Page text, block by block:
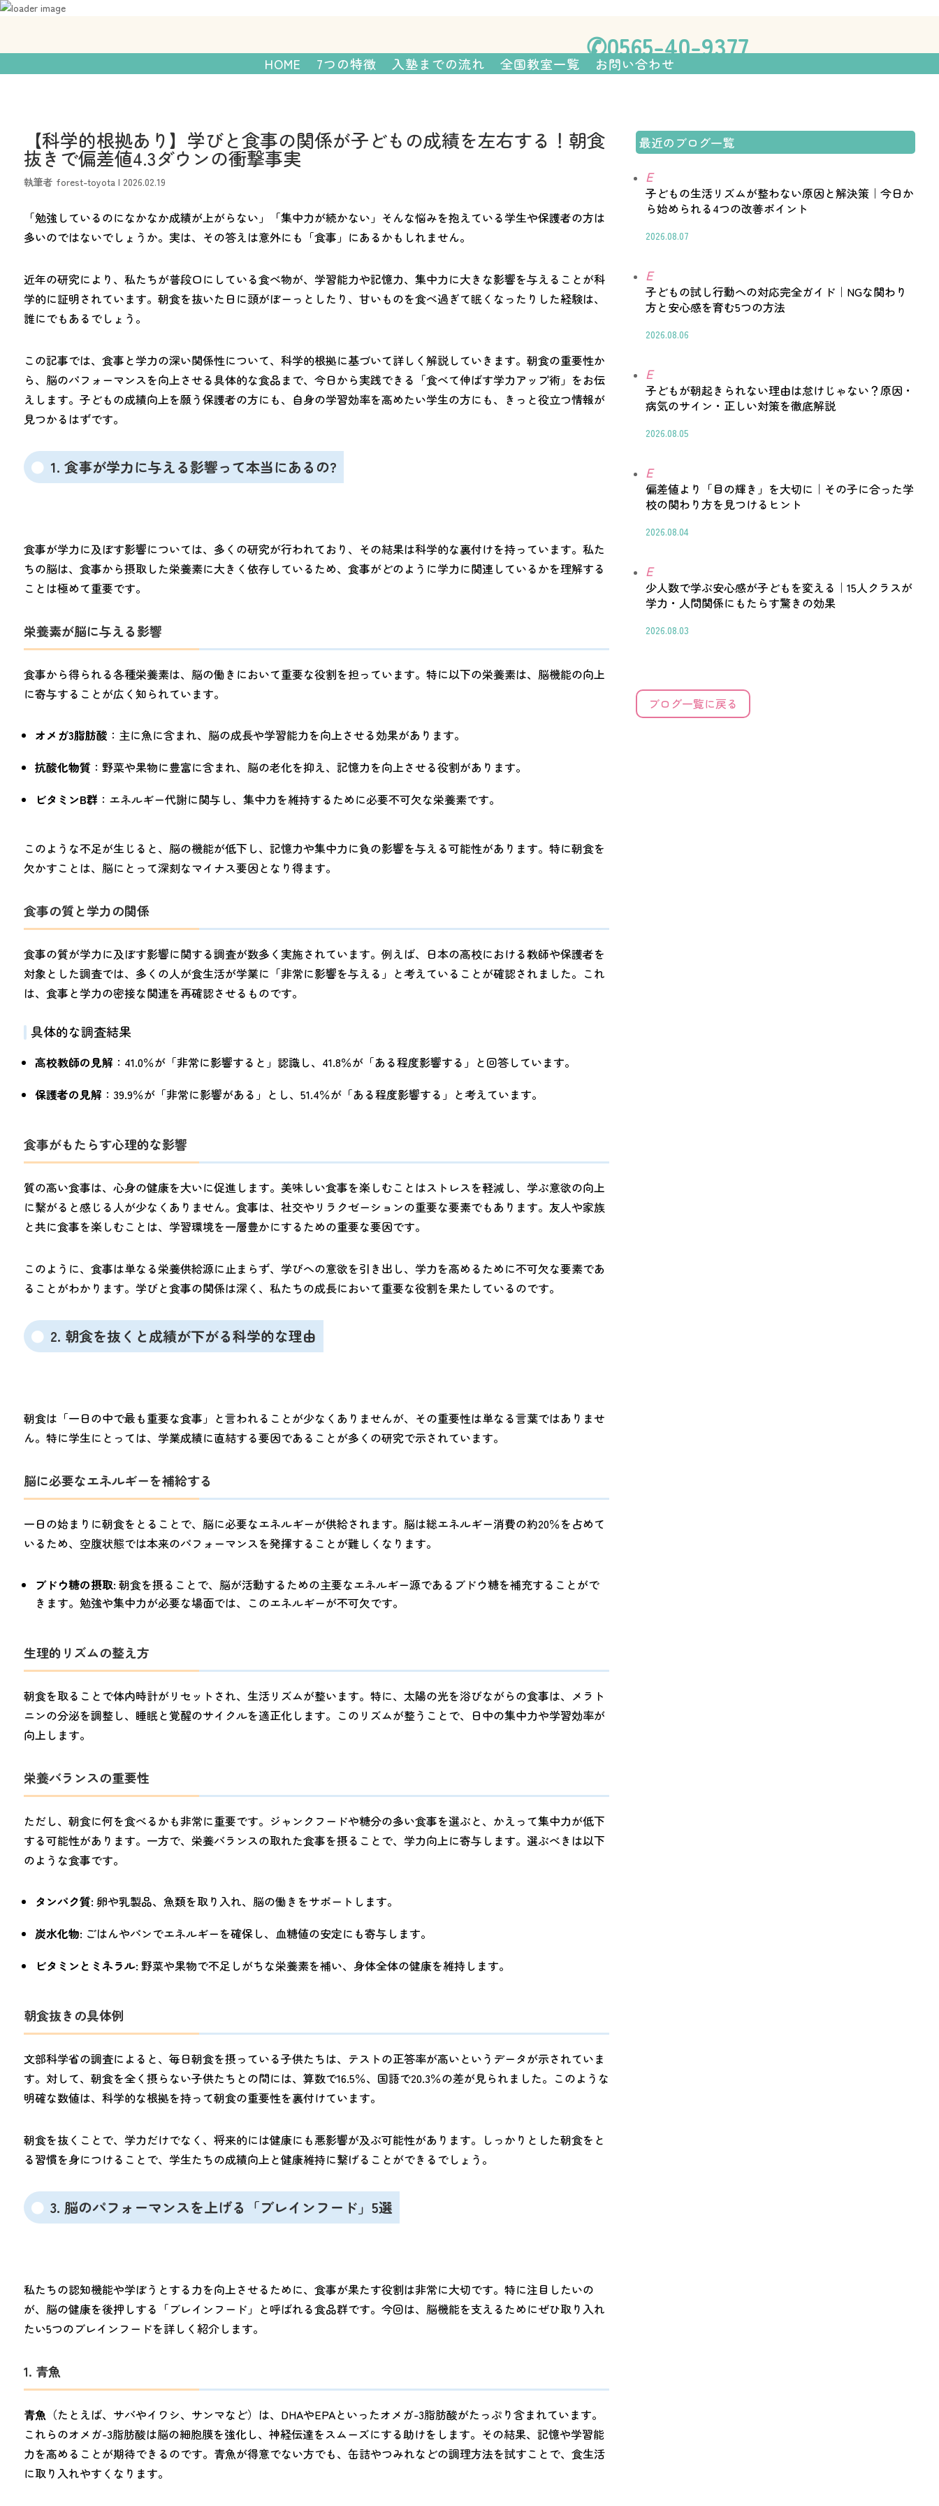
7つの特徴 入塾までの流れ 全国教室一覧
発達障がいのあるお子さまの親が塾長を務める、 個性を伸ばす学習塾「フォレスト個別
✆0565-40-9377
HOME 7つの特徴 入塾までの流れ 全国教室一覧 お問い合わせ
【科学的根拠あり】学びと食事の関係が子どもの成績を左右する！朝食
抜きで偏差値4.3ダウンの衝撃事実
執筆者 forest-toyota | 2026.02.19
「勉強しているのになかなか成績が上がらない」「集中力が続かない」そんな悩みを抱えている学生や保護者の方は
多いのではないでしょうか。実は、その答えは意外にも「食事」にあるかもしれません。
近年の研究により、私たちが普段口にしている食べ物が、学習能力や記憶力、集中力に大きな影響を与えることが科
学的に証明されています。朝食を抜いた日に頭がぼーっとしたり、甘いものを食べ過ぎて眠くなったりした経験は、
誰にでもあるでしょう。
この記事では、食事と学力の深い関係性について、科学的根拠に基づいて詳しく解説していきます。朝食の重要性か
ら、脳のパフォーマンスを向上させる具体的な食品まで、今日から実践できる「食べて伸ばす学力アップ術」をお伝
えします。子どもの成績向上を願う保護者の方にも、自身の学習効率を高めたい学生の方にも、きっと役立つ情報が
見つかるはずです。
1. 食事が学力に与える影響って本当にあるの?
食事が学力に及ぼす影響については、多くの研究が行われており、その結果は科学的な裏付けを持っています。私た
ちの脳は、食事から摂取した栄養素に大きく依存しているため、食事がどのように学力に関連しているかを理解する
ことは極めて重要です。
栄養素が脳に与える影響
食事から得られる各種栄養素は、脳の働きにおいて重要な役割を担っています。特に以下の栄養素は、脳機能の向上
に寄与することが広く知られています。
オメガ3脂肪酸 ：主に魚に含まれ、脳の成長や学習能力を向上させる効果があります。
抗酸化物質：野菜や果物に豊富に含まれ、脳の老化を抑え、記憶力を向上させる役割があります。
ビタミンB群 ：エネルギー代謝に関与し、集中力を維持するために必要不可欠な栄養素です。
このような不足が生じると、脳の機能が低下し、記憶力や集中力に負の影響を与える可能性があります。特に朝食を
欠かすことは、脳にとって深刻なマイナス要因となり得ます。
食事の質と学力の関係
食事の質が学力に及ぼす影響に関する調査が数多く実施されています。例えば、日本の高校における教師や保護者を
対象とした調査では、多くの人が食生活が学業に「非常に影響を与える」と考えていることが確認されました。これ
は、食事と学力の密接な関連を再確認させるものです。
具体的な調査結果
高校教師の見解 ：41.0％が「非常に影響すると」認識し、41.8％が「ある程度影響する」と回答しています。
保護者の見解 ：39.9％が「非常に影響がある」とし、51.4％が「ある程度影響する」と考えています。
食事がもたらす心理的な影響
質の高い食事は、心身の健康を大いに促進します。美味しい食事を楽しむことはストレスを軽減し、学ぶ意欲の向上
に繋がると感じる人が少なくありません。食事は、社交やリラクゼーションの重要な要素でもあります。友人や家族
と共に食事を楽しむことは、学習環境を一層豊かにするための重要な要因です。
このように、食事は単なる栄養供給源に止まらず、学びへの意欲を引き出し、学力を高めるために不可欠な要素であ
ることがわかります。学びと食事の関係は深く、私たちの成長において重要な役割を果たしているのです。
2. 朝食を抜くと成績が下がる科学的な理由
朝食は「一日の中で最も重要な食事」と言われることが少なくありませんが、その重要性は単なる言葉ではありませ
ん。特に学生にとっては、学業成績に直結する要因であることが多くの研究で示されています。
脳に必要なエネルギーを補給する
一日の始まりに朝食をとることで、脳に必要なエネルギーが供給されます。脳は総エネルギー消費の約20％を占めて
いるため、空腹状態では本来のパフォーマンスを発揮することが難しくなります。
ブドウ糖の摂取: 朝食を摂ることで、脳が活動するための主要なエネルギー源であるブドウ糖を補充することがで
きます。勉強や集中力が必要な場面では、このエネルギーが不可欠です。
生理的リズムの整え方
朝食を取ることで体内時計がリセットされ、生活リズムが整います。特に、太陽の光を浴びながらの食事は、メラト
ニンの分泌を調整し、睡眠と覚醒のサイクルを適正化します。このリズムが整うことで、日中の集中力や学習効率が
向上します。
栄養バランスの重要性
ただし、朝食に何を食べるかも非常に重要です。ジャンクフードや糖分の多い食事を選ぶと、かえって集中力が低下
する可能性があります。一方で、栄養バランスの取れた食事を摂ることで、学力向上に寄与します。選ぶべきは以下
のような食事です。
タンパク質: 卵や乳製品、魚類を取り入れ、脳の働きをサポートします。
炭水化物: ごはんやパンでエネルギーを確保し、血糖値の安定にも寄与します。
ビタミンとミネラル: 野菜や果物で不足しがちな栄養素を補い、身体全体の健康を維持します。
朝食抜きの具体例
文部科学省の調査によると、毎日朝食を摂っている子供たちは、テストの正答率が高いというデータが示されていま
す。対して、朝食を全く摂らない子供たちとの間には、算数で16.5％、国語で20.3％の差が見られました。このような
明確な数値は、科学的な根拠を持って朝食の重要性を裏付けています。
朝食を抜くことで、学力だけでなく、将来的には健康にも悪影響が及ぶ可能性があります。しっかりとした朝食をと
る習慣を身につけることで、学生たちの成績向上と健康維持に繋げることができるでしょう。
3. 脳のパフォーマンスを上げる「ブレインフード」5選
私たちの認知機能や学ぼうとする力を向上させるために、食事が果たす役割は非常に大切です。特に注目したいの
が、脳の健康を後押しする「ブレインフード」と呼ばれる食品群です。今回は、脳機能を支えるためにぜひ取り入れ
たい5つのブレインフードを詳しく紹介します。
1. 青魚
青魚 （たとえば、サバやイワシ、サンマなど）は、DHAやEPAといったオメガ-3脂肪酸がたっぷり含まれています。
これらのオメガ-3脂肪酸は脳の細胞膜を強化し、神経伝達をスムーズにする助けをします。その結果、記憶や学習能
力を高めることが期待できるのです。青魚が得意でない方でも、缶詰やつみれなどの調理方法を試すことで、食生活
に取り入れやすくなります。
最近のブログ一覧
E
子どもの生活リズムが整わない原因と解決策｜今日か
ら始められる4つの改善ポイント
2026.08.07
E
子どもの試し行動への対応完全ガイド｜NGな関わり
方と安心感を育む5つの方法
2026.08.06
E
子どもが朝起きられない理由は怠けじゃない？原因・
病気のサイン・正しい対策を徹底解説
2026.08.05
E
偏差値より「目の輝き」を大切に｜その子に合った学
校の関わり方を見つけるヒント
2026.08.04
E
少人数で学ぶ安心感が子どもを変える｜15人クラスが
学力・人間関係にもたらす驚きの効果
2026.08.03
ブログ一覧に戻る